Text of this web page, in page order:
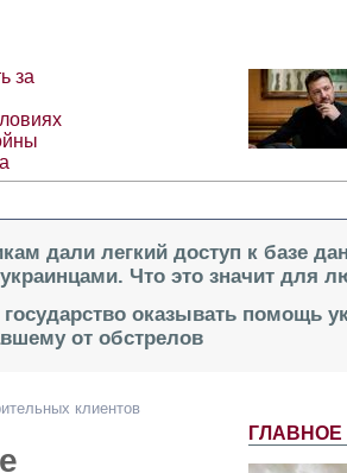
за
дали легкий доступ к базе
Что это значит для
государство оказывать помощь
от обстрелов
ГЛАВНОЕ
клиентов